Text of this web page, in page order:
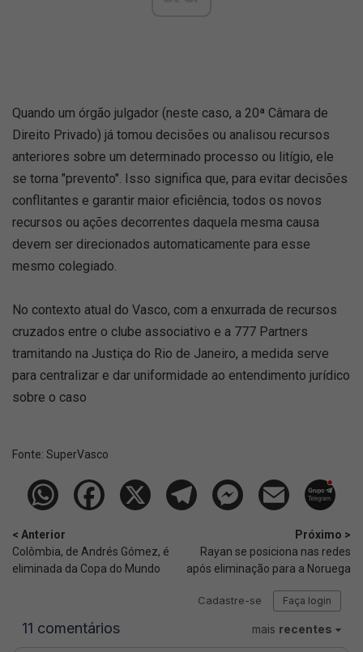
Quando um órgão julgador (neste caso, a 20ª Câmara de
Direito Privado) já tomou decisões ou analisou recursos
anteriores sobre um determinado processo ou litígio, ele
se torna "prevento". Isso significa que, para evitar decisões
conflitantes e garantir maior eficiência, todos os novos
recursos ou ações decorrentes daquela mesma causa
devem ser direcionados automaticamente para esse
mesmo colegiado.
No contexto atual do Vasco, com a enxurrada de recursos
cruzados entre o clube associativo e a 777 Partners
tramitando na Justiça do Rio de Janeiro, a medida serve
para centralizar e dar uniformidade ao entendimento jurídico
sobre o caso
Fonte: SuperVasco‎‎‎‎‎‎
< Anterior
Colômbia, de Andrés Gómez, é
eliminada da Copa do Mundo
Próximo >
Rayan se posiciona nas redes
após eliminação para a Noruega